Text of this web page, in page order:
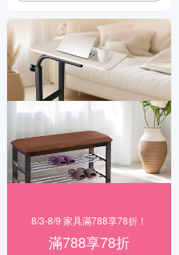
8/3-8/9 家具滿788享78折！
滿788享78折